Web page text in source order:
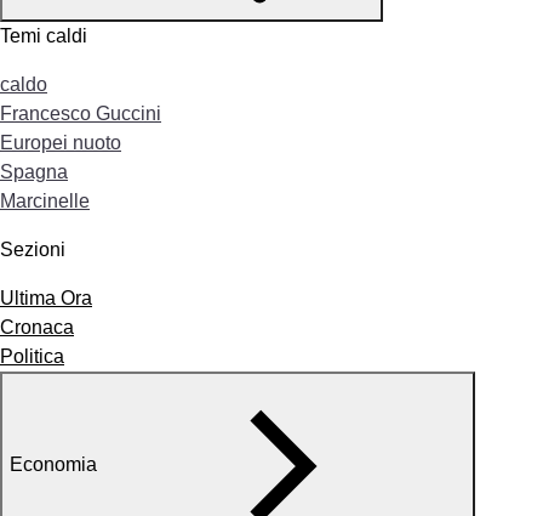
Temi caldi
caldo
Francesco Guccini
Europei nuoto
Spagna
Marcinelle
Sezioni
Ultima Ora
Cronaca
Politica
Economia